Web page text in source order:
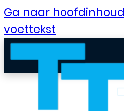
Ga naar hoofdinhoud
voettekst